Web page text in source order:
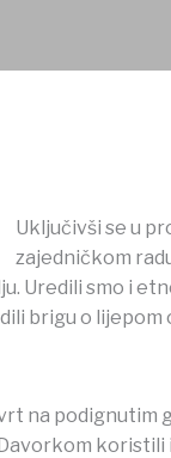
Uključivši se u
zajedničkom
Uredili smo i
brigu o
na